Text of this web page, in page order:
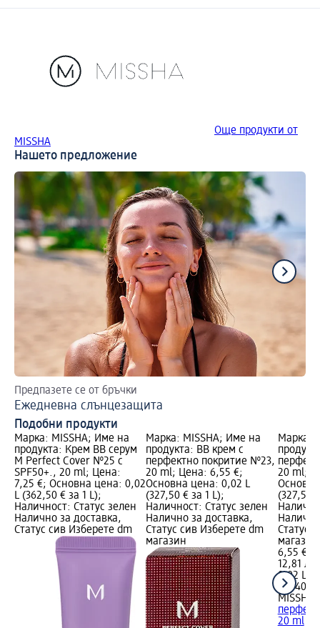
Още продукти от
MISSHA
Нашето предложение
Предпазете се от бръчки
Ежедневна слънцезащита
Подобни продукти
Марка: MISSHA; Име на
продукта: Крем BB серум
M Perfect Cover №25 с
SPF50+., 20 ml; Цена:
7,25 €; Основна цена: 0,02
L (362,50 € за 1 L);
Наличност: Статус зелен
Налично за доставка,
Статус сив Изберете dm
Марка: MISSHA; Име на
продукта: BB крем с
перфектно покритие №23,
20 ml; Цена: 6,55 €;
Основна цена: 0,02 L
(327,50 € за 1 L);
Наличност: Статус зелен
Налично за доставка,
Статус сив Изберете dm
магазин
Марка:
20 ml;
(327,50
Статус
магазин
6,55 €
12,81 лв.
0,02 L
L
MISSHA
20 ml